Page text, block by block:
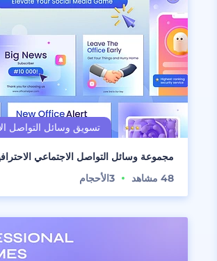
مجموعة وسائل التواصل الاجتماعي
48 مشاهد 3الأحجام